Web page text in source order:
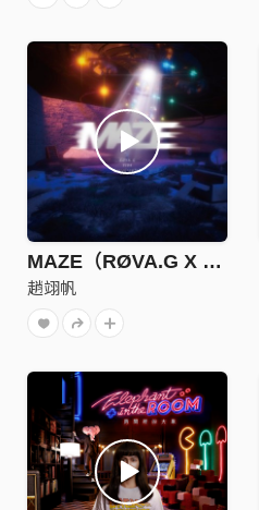
MAZE（RØVA.G X 趙翊帆YI94）
趙翊帆